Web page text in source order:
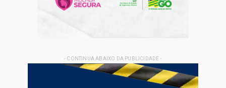
- CONTINUA ABAIXO DA PUBLICIDADE -